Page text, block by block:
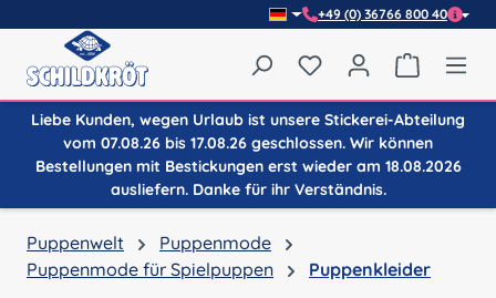
+49 (0) 36766 800 40
Du hast 0 Produkte
Liebe Kunden, wegen Urlaub ist unsere Stickerei-Abteilung
vom 07.08.26 bis 17.08.26 geschlossen. Wir können
Bestellungen mit Bestickungen erst wieder am 18.08.2026
ausliefern. Danke für ihr Verständnis.
Puppenwelt
Puppenmode
Puppenmode für Spielpuppen
Puppenkleider